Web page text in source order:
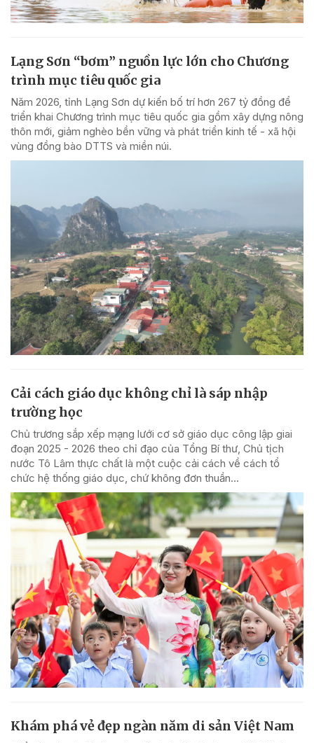
Lạng Sơn “bơm” nguồn lực lớn cho Chương
trình mục tiêu quốc gia
Năm 2026, tỉnh Lạng Sơn dự kiến bố trí hơn 267 tỷ đồng để
triển khai Chương trình mục tiêu quốc gia gồm xây dựng nông
thôn mới, giảm nghèo bền vững và phát triển kinh tế - xã hội
vùng đồng bào DTTS và miền núi.
Cải cách giáo dục không chỉ là sáp nhập
trường học
Chủ trương sắp xếp mạng lưới cơ sở giáo dục công lập giai
đoạn 2025 - 2026 theo chỉ đạo của Tổng Bí thư, Chủ tịch
nước Tô Lâm thực chất là một cuộc cải cách về cách tổ
chức hệ thống giáo dục, chứ không đơn thuần...
Khám phá vẻ đẹp ngàn năm di sản Việt Nam